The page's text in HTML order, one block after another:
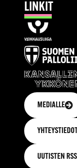
LINKIT
MEDIALLE
UUTISTEN